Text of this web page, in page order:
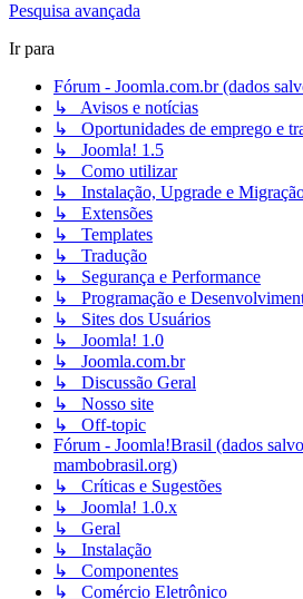
Pesquisa avançada
Ir para
Fórum - Joomla.com.br (dados
↳ Avisos e notícias
↳ Oportunidades de emprego e
↳ Joomla! 1.5
↳ Como utilizar
↳ Instalação, Upgrade e
↳ Extensões
↳ Templates
↳ Tradução
↳ Segurança e Performance
↳ Programação e
↳ Sites dos Usuários
↳ Joomla! 1.0
↳ Joomla.com.br
↳ Discussão Geral
↳ Nosso site
↳ Off-topic
Fórum - Joomla!Brasil (dados
mambobrasil.org)
↳ Críticas e Sugestões
↳ Joomla! 1.0.x
↳ Geral
↳ Instalação
↳ Componentes
↳ Comércio Eletrônico